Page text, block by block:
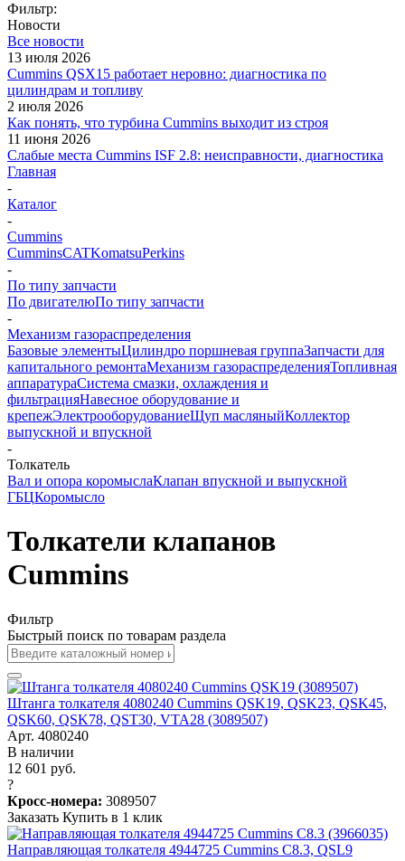
Фильтр:
Новости
Все новости
13 июля 2026
Cummins QSX15 работает неровно: диагностика по
цилиндрам и топливу
2 июля 2026
Как понять, что турбина Cummins выходит из строя
11 июня 2026
Слабые места Cummins ISF 2.8: неисправности, диагностика
Главная
-
Каталог
-
Cummins
CumminsCATKomatsuPerkins
-
По типу запчасти
По двигателюПо типу запчасти
-
Механизм газораспределения
Базовые элементыЦилиндро поршневая группаЗапчасти для
капитального ремонтаМеханизм газораспределенияТопливная
аппаратураСистема смазки, охлаждения и
фильтрацияНавесное оборудование и
крепежЭлектрооборудованиеЩуп масляныйКоллектор
выпускной и впускной
-
Толкатель
Вал и опора коромыслаКлапан впускной и выпускной
ГБЦКоромысло
Толкатели клапанов
Cummins
Фильтр
Быстрый поиск по товарам раздела
Штанга толкателя 4080240 Cummins QSK19, QSK23, QSK45,
QSK60, QSK78, QST30, VTA28 (3089507)
Арт. 4080240
В наличии
12 601 руб.
?
Кросс-номера: 3089507
Заказать Купить в 1 клик
Направляющая толкателя 4944725 Cummins C8.3, QSL9